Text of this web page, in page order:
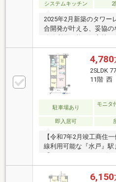
システムキッチン
2
2025年2月新築のタワー
合開発が叶える、妥協
茨城大学教育学部附属
【大規模なレジデンス
施設】・パーティール
フ・ゲストルーム・フ
タールーム・楽器演奏
ーキングスペース・キ
りますが、室内見学可
請求などお気軽にお問い
4,780
2SLDK
11階 西
駐車場あり
モニタ
即入居可
【令和7年2月竣工商住
線利用可能な『水戸』駅
ャワー」搭載■生ごみ処
室とサービスルームに
6,150